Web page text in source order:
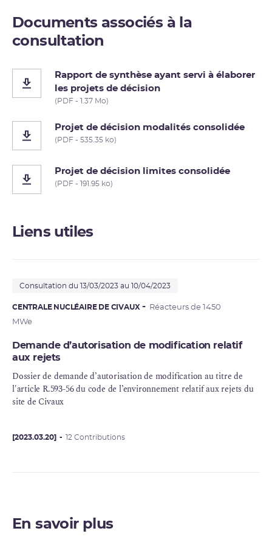
Décision n° 2009-DC-0138 du 2 juin 2009 de l'Autorité de sûreté
nucléaire fixant les prescriptions relatives aux modalités de
prélèvements et de consommation d’eau et de rejets dans
l'environnement des effluents liquides et gazeux des installations
nucléaires de base n° 158 et n° 159 exploitées par Électricité de
France (EDF-SA) sur la commune de Civaux (département de la
Vienne).
Documents associés à la
consultation
Rapport de synthèse ayant servi à élaborer
les projets de décision
(PDF - 1.37 Mo)
Projet de décision modalités consolidée
(PDF - 535.35 ko)
Projet de décision limites consolidée
(PDF - 191.95 ko)
Liens utiles
Consultation du 13/03/2023 au 10/04/2023
CENTRALE NUCLÉAIRE DE CIVAUX
Réacteurs de 1450
MWe
Demande d’autorisation de modification relatif
aux rejets
Dossier de demande d’autorisation de modification au titre de
l'article R.593-56 du code de l’environnement relatif aux rejets du
site de Civaux
[2023.03.20] 12 Contributions
En savoir plus